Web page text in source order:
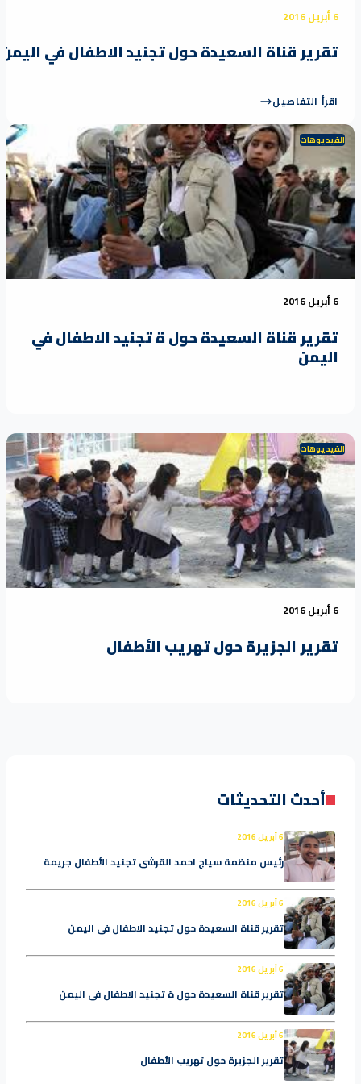
قناة السعيدة حول تجنيد الاطفال في اليمن
التفاصيل
قناة السعيدة حول ة تجنيد الاطفال في
الجزيرة حول تهريب الأطفال
أحدث التحديثات
6 أبريل 2016
رئيس منظمة سياج احمد القرشي تجنيد الأطفال جريمة
6 أبريل 2016
تقرير قناة السعيدة حول تجنيد الاطفال في اليمن
6 أبريل 2016
تقرير قناة السعيدة حول ة تجنيد الاطفال في اليمن
6 أبريل 2016
تقرير الجزيرة حول تهريب الأطفال